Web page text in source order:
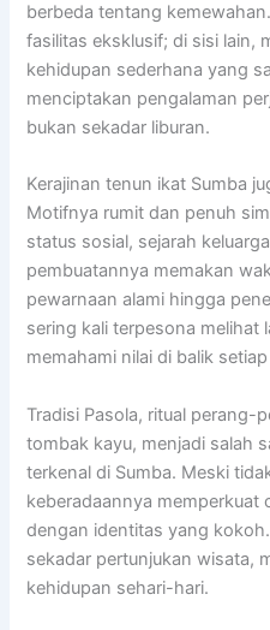
berbeda tentang
fasilitas eksklusif; di sisi lain,
kehidupan sederhana yang
menciptakan pengalaman
bukan sekadar liburan.
Kerajinan tenun ikat Sumba
Motifnya rumit dan penuh
status sosial, sejarah
pembuatannya memakan
pewarnaan alami hingga
sering kali terpesona melihat
memahami nilai di balik
Tradisi Pasola, ritual perang-
tombak kayu, menjadi salah
terkenal di Sumba. Meski
keberadaannya memperkuat
dengan identitas yang
sekadar pertunjukan wisata,
kehidupan sehari-hari.